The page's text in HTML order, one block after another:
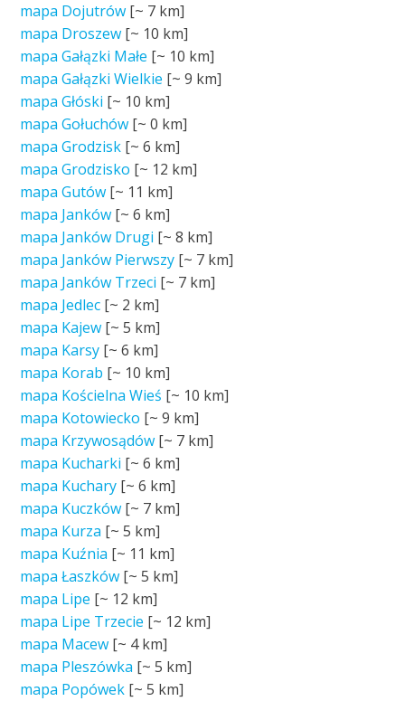
mapa Dojutrów [~ 7 km]
mapa Droszew [~ 10 km]
mapa Gałązki Małe [~ 10 km]
mapa Gałązki Wielkie [~9 km]
mapa Głóski [~ 10 km]
mapa Gołuchów [~0 km]
mapa Grodzisk [~6 km]
mapa Grodzisko [~ 12 km]
mapa Gutów [~ 11 km]
mapa Janków [~6 km]
mapa Janków Drugi [~8 km]
mapa Janków Pierwszy [~ 7 km]
mapa Janków Trzeci [~ 7 km]
mapa Jedlec [~ 2 km]
mapa Kajew [~5 km]
mapa Karsy [~6 km]
mapa Korab [~ 10 km]
mapa Kościelna Wieś [~ 10 km]
mapa Kotowiecko [~9 km]
mapa Krzywosądów [~ 7 km]
mapa Kucharki [~6 km]
mapa Kuchary [~6 km]
mapa Kuczków [~ 7 km]
mapa Kurza [~5 km]
mapa Kuźnia [~ 11 km]
mapa Łaszków [~5 km]
mapa Lipe [~ 12 km]
mapa Lipe Trzecie [~ 12 km]
mapa Macew [~ 4 km]
mapa Pleszówka [~5 km]
mapa Popówek [~5 km]